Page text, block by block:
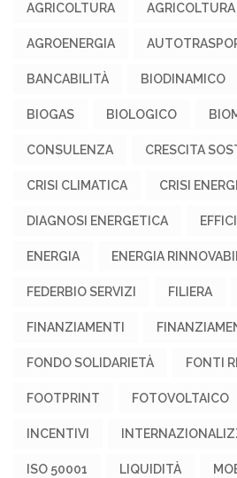
AGRICOLTURA
AGROENERGIA
BANCABILITÀ BIODINAMICO
BIOGAS BIOLOGICO
CONSULENZA CRESCITA
CRISI CLIMATICA CRISI
DIAGNOSI ENERGETICA
ENERGIA ENERGIA
FEDERBIO SERVIZI FILIERA
FINANZIAMENTI
FONDO SOLIDARIETÀ FONTI
FOOTPRINT FOTOVOLTAICO
INCENTIVI
ISO 50001 LIQUIDITÀ